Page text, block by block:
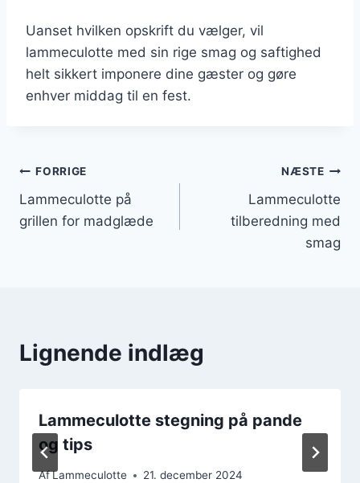
Uanset hvilken opskrift du vælger, vil
lammeculotte med sin rige smag og saftighed
helt sikkert imponere dine gæster og gøre
enhver middag til en fest.
Indlægsnavigation
FORRIGE
Lammeculotte på
grillen for madglæde
NÆSTE
Lammeculotte
tilberedning med
smag
Lignende indlæg
Lammeculotte stegning på pande
og tips
AfLammeculotte 21. december 2024